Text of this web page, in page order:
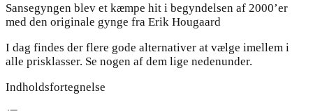
Sansegyngen blev et kæmpe hit i begyndelsen af 2000’er
med den originale gynge fra Erik Hougaard
I dag findes der flere gode alternativer at vælge imellem i
alle prisklasser. Se nogen af dem lige nedenunder.
Indholdsfortegnelse